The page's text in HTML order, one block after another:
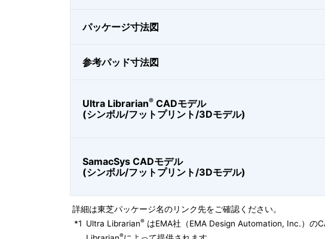
パッケージ寸法図
参考パッド寸法図
Ultra Librarian® CADモデル
(シンボル/フットプリント/3Dモデル)
SamacSys CADモデル
(シンボル/フットプリント/3Dモデル)
詳細は東芝パッケージ名のリンク先をご確認ください。
*1 Ultra Librarian® はEMA社（EMA Design Automation, Inc.）の
®